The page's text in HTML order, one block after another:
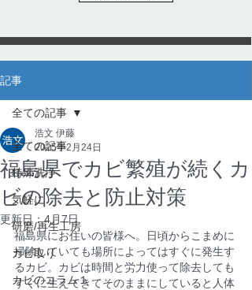
記事
全ての記事
特殊洗浄
気軽に
研磨/再生工房
カビ取り
カビのコラム１
全ての記事
福島県でカビ繁殖が続くカ
ビの除去と防止対策
浩文 伊藤
2025年2月24日
更新日：4月7日
福島県にお住いの皆様へ。日頃からこまめに
掃除していても場所によってはすぐに発生す
るカビ。カビは時間と労力使って除去しても
すぐに生えてきてそのままにしていると人体